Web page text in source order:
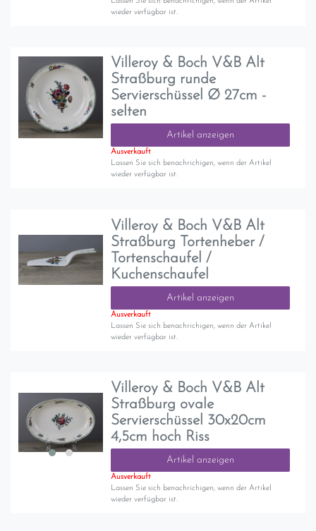
wieder verfügbar ist.
Villeroy & Boch V&B Alt
Straßburg runde
Servierschüssel Ø 27cm -
selten
Artikel anzeigen
Ausverkauft
Lassen Sie sich benachrichigen, wenn der Artikel
wieder verfügbar ist.
Villeroy & Boch V&B Alt
Straßburg Tortenheber /
Tortenschaufel /
Kuchenschaufel
Artikel anzeigen
Ausverkauft
Lassen Sie sich benachrichigen, wenn der Artikel
wieder verfügbar ist.
Villeroy & Boch V&B Alt
Straßburg ovale
Servierschüssel 30x20cm
4,5cm hoch Riss
Artikel anzeigen
Ausverkauft
Lassen Sie sich benachrichigen, wenn der Artikel
wieder verfügbar ist.